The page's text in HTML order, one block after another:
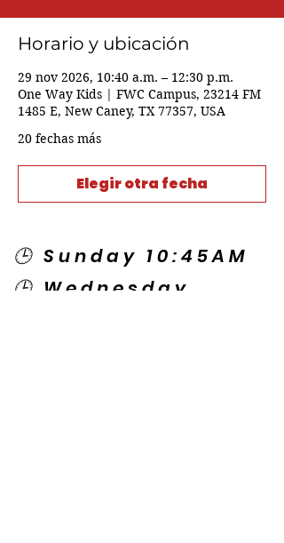
Horario y ubicación
29 nov 2026, 10:40 a.m. – 12:30 p.m.
One Way Kids | FWC Campus, 23214 FM
1485 E, New Caney, TX 77357, USA
20 fechas más
Elegir otra fecha
🕒 Sunday 10:45AM
🕒 Wednesday